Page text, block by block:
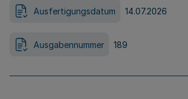
Ausfertigungsdatum 14.07.2026
Ausgabennummer 189